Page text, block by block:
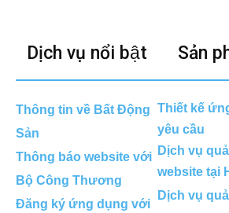
Dịch vụ nổi bật
Thông tin về Bất Động
Sản
Thông báo website với
Bộ Công Thương
Đăng ký ứng dụng với
Sản
Thiết kế
yêu cầu
Dịch vụ
website tại
Dịch vụ